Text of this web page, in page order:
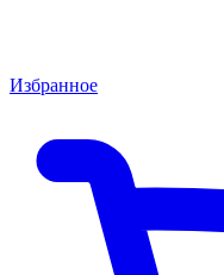
Избранное